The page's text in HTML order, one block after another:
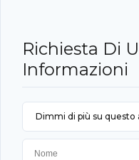
Richiesta Di
Informazioni
Dimmi di più su questo